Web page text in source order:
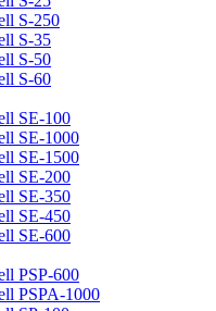
S-250
S-35
S-50
S-60
SE-100
SE-1000
SE-1500
SE-200
SE-350
SE-450
SE-600
PSP-600
PSPA-1000